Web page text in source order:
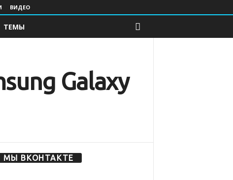
ВИДЕО
ТЕМЫ
Galaxy
МЫ ВКОНТАКТЕ